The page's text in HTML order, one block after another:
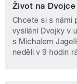
Život na Dvojce
Chcete si s námi
vysílání Dvojky v
s Michalem
neděli v 9 hodin